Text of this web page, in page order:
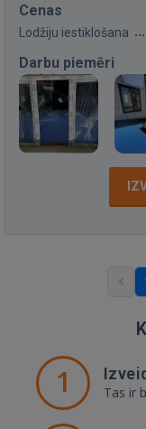
Cenas
Lodžiju iestiklošana
Darbu piemēri
1 Tas ir